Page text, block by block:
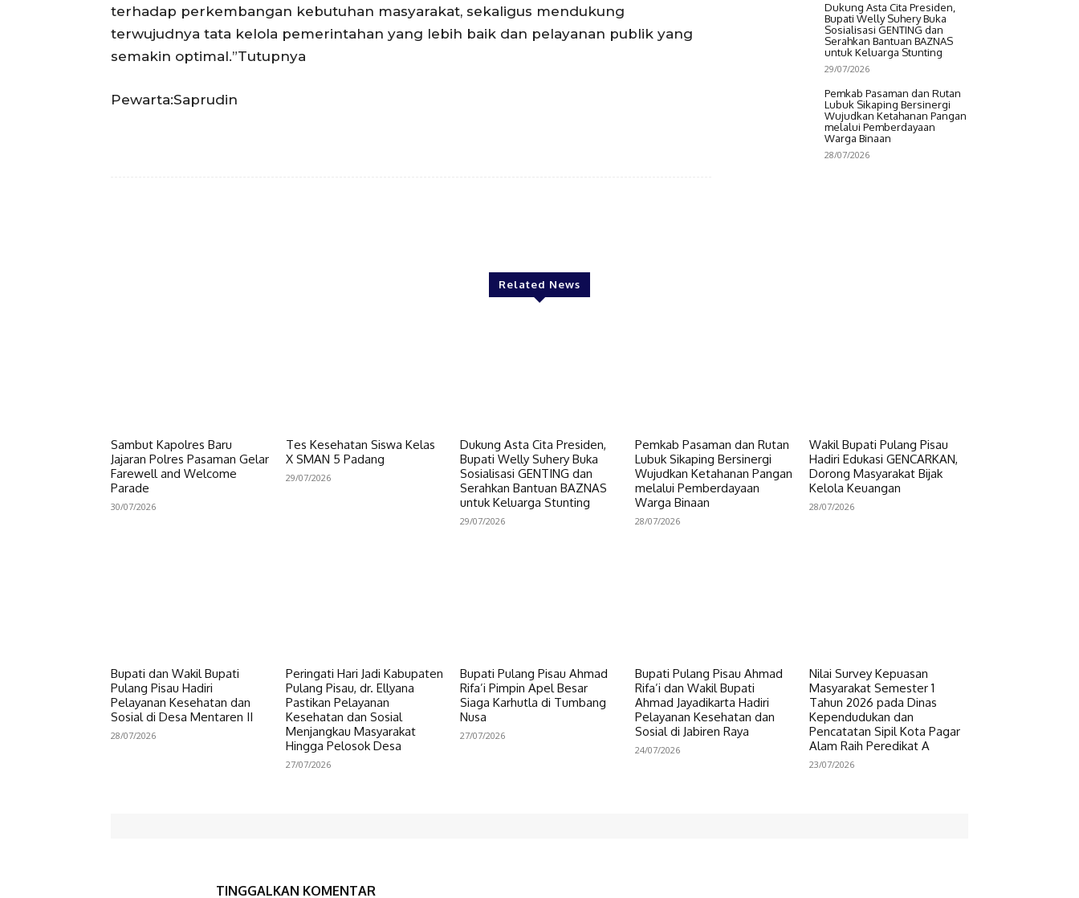
terhadap perkembangan kebutuhan masyarakat, sekaligus mendukung
terwujudnya tata kelola pemerintahan yang lebih baik dan pelayanan publik yang
semakin optimal.”Tutupnya
Pewarta:Saprudin
Dukung Asta Cita Presiden,
Bupati Welly Suhery Buka
Sosialisasi GENTING dan
Serahkan Bantuan BAZNAS
untuk Keluarga Stunting
29/07/2026
Pemkab Pasaman dan Rutan
Lubuk Sikaping Bersinergi
Wujudkan Ketahanan Pangan
melalui Pemberdayaan
Warga Binaan
28/07/2026
Related News
Sambut Kapolres Baru
Jajaran Polres Pasaman Gelar
Farewell and Welcome
Parade
30/07/2026
Tes Kesehatan Siswa Kelas
X SMAN 5 Padang
29/07/2026
Dukung Asta Cita Presiden,
Bupati Welly Suhery Buka
Sosialisasi GENTING dan
Serahkan Bantuan BAZNAS
untuk Keluarga Stunting
29/07/2026
Pemkab Pasaman dan Rutan
Lubuk Sikaping Bersinergi
Wujudkan Ketahanan Pangan
melalui Pemberdayaan
Warga Binaan
28/07/2026
Wakil Bupati Pulang Pisau
Hadiri Edukasi GENCARKAN,
Dorong Masyarakat Bijak
Kelola Keuangan
28/07/2026
Bupati dan Wakil Bupati
Pulang Pisau Hadiri
Pelayanan Kesehatan dan
Sosial di Desa Mentaren II
28/07/2026
Peringati Hari Jadi Kabupaten
Pulang Pisau, dr. Ellyana
Pastikan Pelayanan
Kesehatan dan Sosial
Menjangkau Masyarakat
Hingga Pelosok Desa
27/07/2026
Bupati Pulang Pisau Ahmad
Rifa’i Pimpin Apel Besar
Siaga Karhutla di Tumbang
Nusa
27/07/2026
Bupati Pulang Pisau Ahmad
Rifa’i dan Wakil Bupati
Ahmad Jayadikarta Hadiri
Pelayanan Kesehatan dan
Sosial di Jabiren Raya
24/07/2026
Nilai Survey Kepuasan
Masyarakat Semester 1
Tahun 2026 pada Dinas
Kependudukan dan
Pencatatan Sipil Kota Pagar
Alam Raih Peredikat A
23/07/2026
TINGGALKAN KOMENTAR